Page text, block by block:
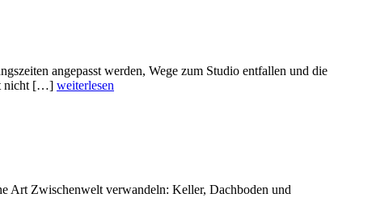
angepasst werden, Wege zum Studio entfallen und die
nicht […] weiterlesen
Art Zwischenwelt verwandeln: Keller, Dachboden und